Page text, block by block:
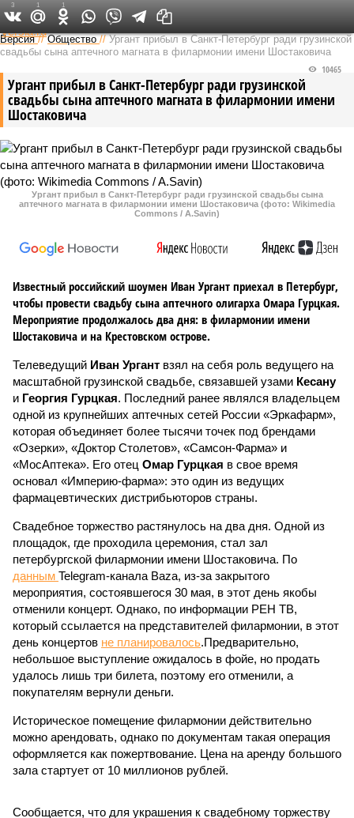
Федеральный выпуск
Версия //Общество //Ургант прибыл в Санкт-Петербург ради грузинской
свадьбы сына аптечного магната в филармонии имени Шостаковича
Ургант прибыл в Санкт-Петербург ради грузинской
свадьбы сына аптечного магната в филармонии имени
Шостаковича
10465
Ургант прибыл в Санкт-Петербург ради грузинской свадьбы сына
аптечного магната в филармонии имени Шостаковича (фото: Wikimedia
Commons / A.Savin)
Известный российский шоумен Иван Ургант приехал в Петербург,
чтобы провести свадьбу сына аптечного олигарха Омара Гурцкая.
Мероприятие продолжалось два дня: в филармонии имени
Шостаковича и на Крестовском острове.
Телеведущий Иван Ургант взял на себя роль ведущего на
масштабной грузинской свадьбе, связавшей узами Кесану
и Георгия Гурцкая. Последний ранее являлся владельцем
одной из крупнейших аптечных сетей России «Эркафарм»,
которая объединяет более тысячи точек под брендами
«Озерки», «Доктор Столетов», «Самсон-Фарма» и
«МосАптека». Его отец Омар Гурцкая в свое время
основал «Империю-фарма»: это один из ведущих
фармацевтических дистрибьюторов страны.
Свадебное торжество растянулось на два дня. Одной из
площадок, где проходила церемония, стал зал
петербургской филармонии имени Шостаковича. По
данным Telegram-канала Baza, из-за закрытого
мероприятия, состоявшегося 30 мая, в этот день якобы
отменили концерт. Однако, по информации РЕН ТВ,
который ссылается на представителей филармонии, в этот
день концертов не планировалось.Предварительно,
небольшое выступление ожидалось в фойе, но продать
удалось лишь три билета, поэтому его отменили, а
покупателям вернули деньги.
Историческое помещение филармонии действительно
можно арендовать, однако по документам такая операция
оформляется как пожертвование. Цена на аренду большого
зала стартует от 10 миллионов рублей.
Сообщается, что для украшения к свадебному торжеству
3 1 1